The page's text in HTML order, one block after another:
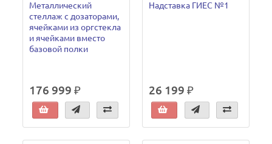
Металлический
стеллаж с дозаторами,
ячейками из оргстекла
и ячейками вместо
базовой полки
176 999 ₽
Надставка ГИЕС №1
26 199 ₽